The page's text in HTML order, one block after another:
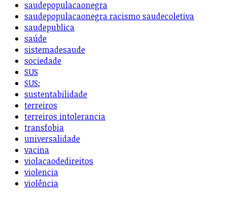
saudepopulacaonegra
saudepopulacaonegra racismo saudecoletiva
saudepublica
saúde
sistemadesaude
sociedade
SUS
SUS;
sustentabilidade
terreiros
terreiros intolerancia
transfobia
universalidade
vacina
violacaodedireitos
violencia
violência